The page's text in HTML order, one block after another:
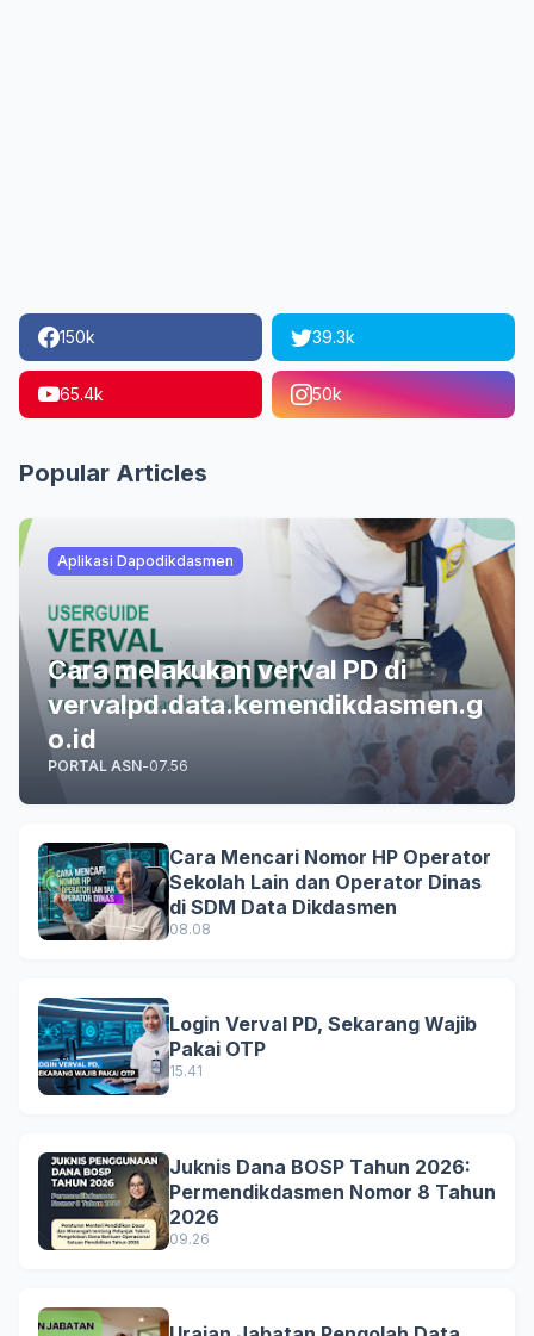
150k 39.3k
65.4k 50k
Popular Articles
Aplikasi Dapodikdasmen
Cara melakukan verval PD di
vervalpd.data.kemendikdasmen.g
o.id
PORTAL ASN-07.56
Cara Mencari Nomor HP Operator
Sekolah Lain dan Operator Dinas
di SDM Data Dikdasmen
08.08
Login Verval PD, Sekarang Wajib
Pakai OTP
15.41
Juknis Dana BOSP Tahun 2026:
Permendikdasmen Nomor 8 Tahun
2026
09.26